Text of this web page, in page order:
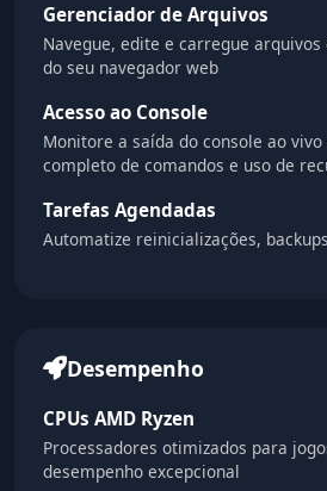
Gerenciador de Arquivos
Navegue, edite e carregue
do seu navegador web
Acesso ao Console
Monitore a saída do console ao
completo de comandos e uso de
Tarefas Agendadas
Automatize reinicializações,
Desempenho
CPUs AMD Ryzen
Processadores otimizados para
desempenho excepcional